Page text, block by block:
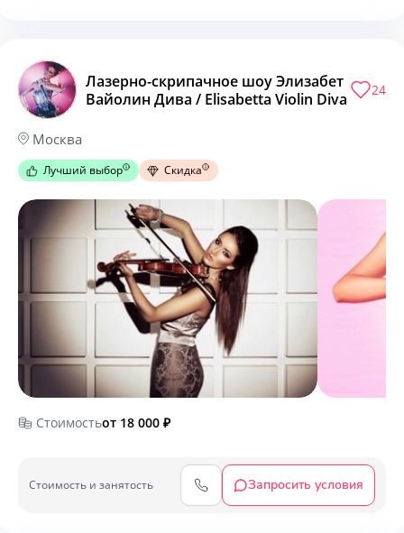
Лазерно-скрипачное шоу Элизабет
Вайолин Дива / Elisabetta Violin Diva
Москва
24
Лучший выбор Скидка
Стоимостьот 18 000 ₽
Cтоимость и занятость Запросить условия